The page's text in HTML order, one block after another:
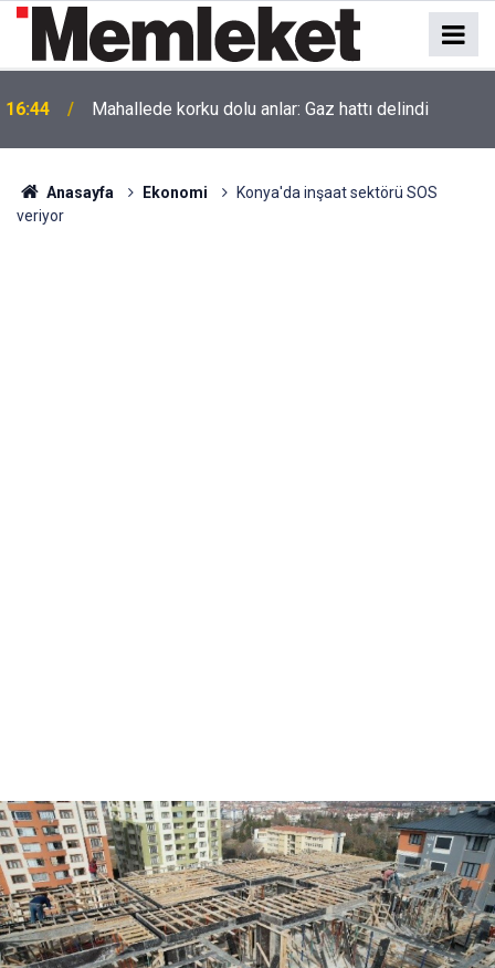
16:44 Mahallede korku dolu anlar: Gaz hattı delindi
Anasayfa Ekonomi
Konya'da inşaat sektörü SOS
veriyor